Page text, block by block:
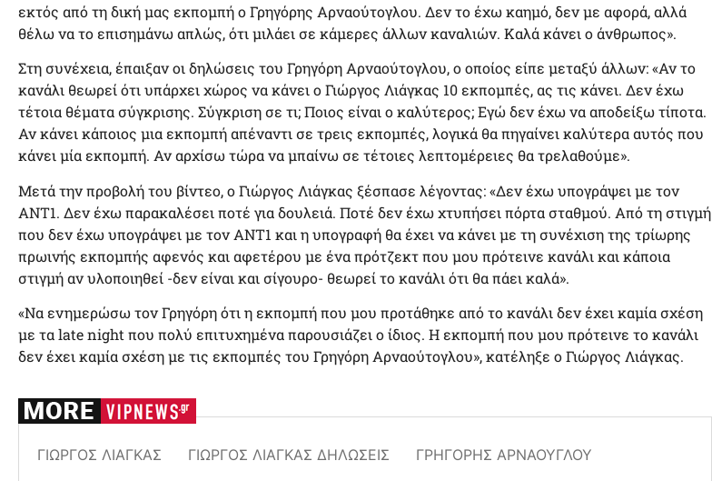
εκτός από τη δική μας εκπομπή ο Γρηγόρης Αρναούτογλου. Δεν το έχω καημό, δεν με αφορά, αλλά
θέλω να το επισημάνω απλώς, ότι μιλάει σε κάμερες άλλων καναλιών. Καλά κάνει ο άνθρωπος».
Στη συνέχεια, έπαιξαν οι δηλώσεις του Γρηγόρη Αρναούτογλου, ο οποίος είπε μεταξύ άλλων: «Αν το
κανάλι θεωρεί ότι υπάρχει χώρος να κάνει ο Γιώργος Λιάγκας 10 εκπομπές, ας τις κάνει. Δεν έχω
τέτοια θέματα σύγκρισης. Σύγκριση σε τι; Ποιος είναι ο καλύτερος; Εγώ δεν έχω να αποδείξω τίποτα.
Αν κάνει κάποιος μια εκπομπή απέναντι σε τρεις εκπομπές, λογικά θα πηγαίνει καλύτερα αυτός που
κάνει μία εκπομπή. Αν αρχίσω τώρα να μπαίνω σε τέτοιες λεπτομέρειες θα τρελαθούμε».
Μετά την προβολή του βίντεο, ο Γιώργος Λιάγκας ξέσπασε λέγοντας: «Δεν έχω υπογράψει με τον
ΑΝΤ1. Δεν έχω παρακαλέσει ποτέ για δουλειά. Ποτέ δεν έχω χτυπήσει πόρτα σταθμού. Από τη στιγμή
που δεν έχω υπογράψει με τον ΑΝΤ1 και η υπογραφή θα έχει να κάνει με τη συνέχιση της τρίωρης
πρωινής εκπομπής αφενός και αφετέρου με ένα πρότζεκτ που μου πρότεινε κανάλι και κάποια
στιγμή αν υλοποιηθεί -δεν είναι και σίγουρο- θεωρεί το κανάλι ότι θα πάει καλά».
«Να ενημερώσω τον Γρηγόρη ότι η εκπομπή που μου προτάθηκε από το κανάλι δεν έχει καμία σχέση
με τα late night που πολύ επιτυχημένα παρουσιάζει ο ίδιος. Η εκπομπή που μου πρότεινε το κανάλι
δεν έχει καμία σχέση με τις εκπομπές του Γρηγόρη Αρναούτογλου», κατέληξε ο Γιώργος Λιάγκας.
ΓΙΏΡΓΟΣ ΛΙΆΓΚΑΣ ΓΙΏΡΓΟΣ ΛΙΆΓΚΑΣ ΔΗΛΏΣΕΙΣ ΓΡΗΓΌΡΗΣ ΑΡΝΑΟΎΓΛΟΥ